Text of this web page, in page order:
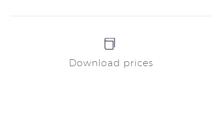


Download prices